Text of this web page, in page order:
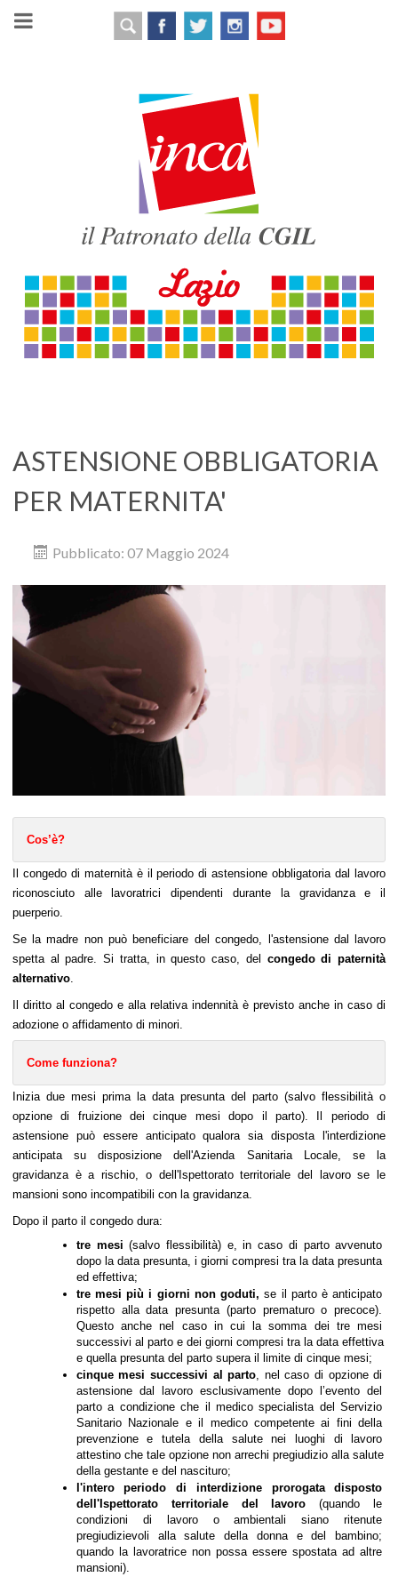
ASTENSIONE OBBLIGATORIA
PER MATERNITA'
Pubblicato: 07 Maggio 2024
Cos’è?
Il congedo di maternità è il periodo di astensione obbligatoria dal lavoro
riconosciuto alle lavoratrici dipendenti durante la gravidanza e il
puerperio.
Se la madre non può beneficiare del congedo, l'astensione dal lavoro
spetta al padre. Si tratta, in questo caso, del
congedo di paternità
alternativo.
Il diritto al congedo e alla relativa indennità è previsto anche in caso di
adozione o affidamento di minori.
Come funziona?
Inizia due mesi prima la data presunta del parto (salvo flessibilità o
opzione di fruizione dei cinque mesi dopo il parto). Il periodo di
astensione può essere anticipato qualora sia disposta l'interdizione
anticipata su disposizione dell'Azienda Sanitaria Locale, se la
gravidanza è a rischio, o dell'Ispettorato territoriale del lavoro se le
mansioni sono incompatibili con la gravidanza.
Dopo il parto il congedo dura:
tre mesi (salvo flessibilità) e, in caso di parto avvenuto
dopo la data presunta, i giorni compresi tra la data presunta
ed effettiva;
tre mesi più i giorni non goduti, se il parto è anticipato
rispetto alla data presunta (parto prematuro o precoce).
Questo anche nel caso in cui la somma dei tre mesi
successivi al parto e dei giorni compresi tra la data effettiva
e quella presunta del parto supera il limite di cinque mesi;
cinque mesi successivi al parto , nel caso di opzione di
astensione dal lavoro esclusivamente dopo l’evento del
parto a condizione che il medico specialista del Servizio
Sanitario Nazionale e il medico competente ai fini della
prevenzione e tutela della salute nei luoghi di lavoro
attestino che tale opzione non arrechi pregiudizio alla salute
della gestante e del nascituro;
l'intero periodo di interdizione prorogata disposto
dell'Ispettorato territoriale del lavoro (quando le
condizioni di lavoro o ambientali siano ritenute
pregiudizievoli alla salute della donna e del bambino;
quando la lavoratrice non possa essere spostata ad altre
mansioni).